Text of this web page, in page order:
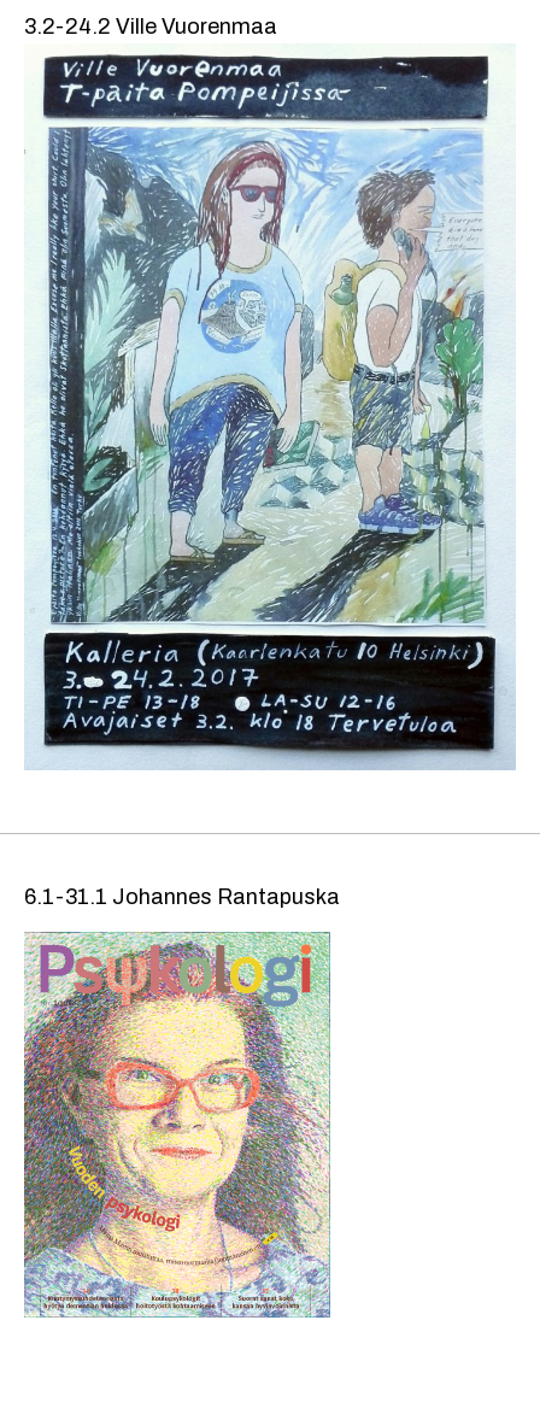
3.2-24.2 Ville Vuorenmaa
6.1-31.1 Johannes Rantapuska